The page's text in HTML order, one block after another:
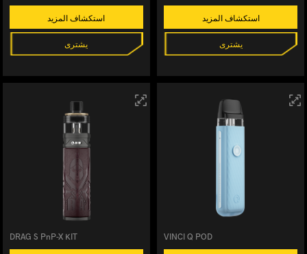
استكشاف المزيد
يشترى
استكشاف المزيد
يشترى
DRAG S PnP-X KIT VINCI Q POD